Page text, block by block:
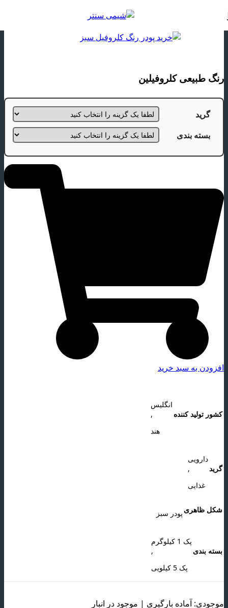
مواد اولیه صنایع غذایی
رنگ طبیعی کلروفیلین
گرید
بسته بندی
افزودن به سبد خرید
کشور تولید کننده
انگلیس
,
هند
گرید
دارویی
,
غذایی
شکل ظاهری پودر سبز
بسته بندی
پک 1 کیلوگرم
,
پک 5 کیلویی
موجودی: آماده بارگیری | موجود در انبار